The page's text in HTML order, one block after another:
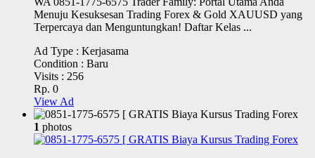
Menuju Kesuksesan Trading Forex & Gold XAUUSD yang
Terpercaya dan Menguntungkan! Daftar Kelas ...
Ad Type : Kerjasama
Condition : Baru
Visits : 256
Rp. 0
View Ad
1 photos